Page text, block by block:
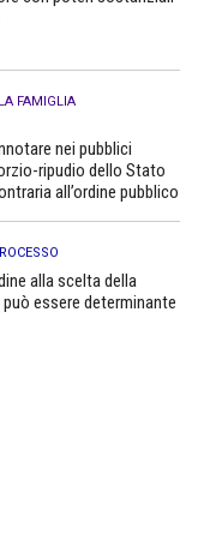
FAMIGLIA
nei pubblici
ripudio dello Stato
all’ordine pubblico
alla scelta della
essere determinante